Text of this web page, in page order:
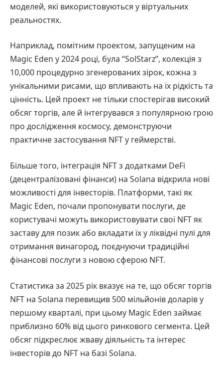
моделей, які використовуються у віртуальних
реальностях.
Наприклад, помітним проектом, запущеним на
Magic Eden у 2024 році, була “SolStarz”, колекція з
10,000 процедурно згенерованих зірок, кожна з
унікальними рисами, що впливають на їх рідкість та
цінність. Цей проект не тільки спостерігав високий
обсяг торгів, але й інтегрувався з популярною грою
про дослідження космосу, демонструючи
практичне застосування NFT у геймерстві.
Більше того, інтеграція NFT з додатками DeFi
(децентралізовані фінанси) на Solana відкрила нові
можливості для інвесторів. Платформи, такі як
Magic Eden, почали пропонувати послуги, де
користувачі можуть використовувати свої NFT як
заставу для позик або вкладати їх у ліквідні пулі для
отримання винагород, поєднуючи традиційні
фінансові послуги з новою сферою NFT.
Статистика за 2025 рік вказує на те, що обсяг торгів
NFT на Solana перевищив 500 мільйонів доларів у
першому кварталі, при цьому Magic Eden займає
приблизно 60% від цього ринкового сегмента. Цей
обсяг підкреслює жваву діяльність та інтерес
інвесторів до NFT на базі Solana.